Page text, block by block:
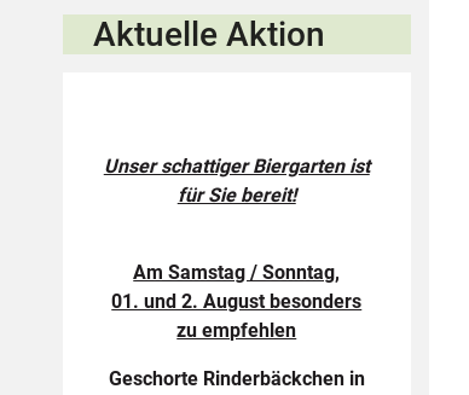
Aktuelle Aktion
Unser schattiger Biergarten ist
für Sie bereit!
Am Samstag / Sonntag,
01. und 2. August besonders
zu empfehlen
Geschorte Rinderbäckchen in